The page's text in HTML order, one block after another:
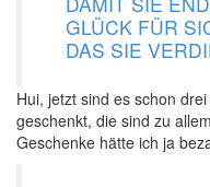
GLÜCK FÜR
DAS SIE
Hui, jetzt sind es schon
geschenkt, die sind zu
Geschenke hätte ich ja